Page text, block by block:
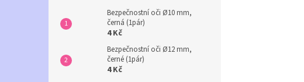
Bezpečnostní oči Ø10 mm,
černá (1pár)
4 Kč
Bezpečnostní oči Ø12 mm,
černé (1pár)
4 Kč